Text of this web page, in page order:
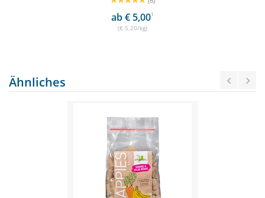
ab € 5,001
(€ 5,20/kg)
Ähnliches